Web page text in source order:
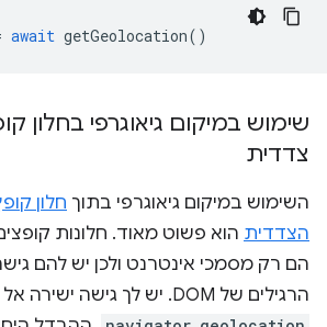
await getGeolocation()
שימוש במיקום גיאוגרפי בחלון
צדדית
השימוש במיקום גיאוגרפי בתוך חלון
הצדדית הוא פשוט מאוד. חלונות
הרגילים של DOM. יש לך גישה ישירה אל